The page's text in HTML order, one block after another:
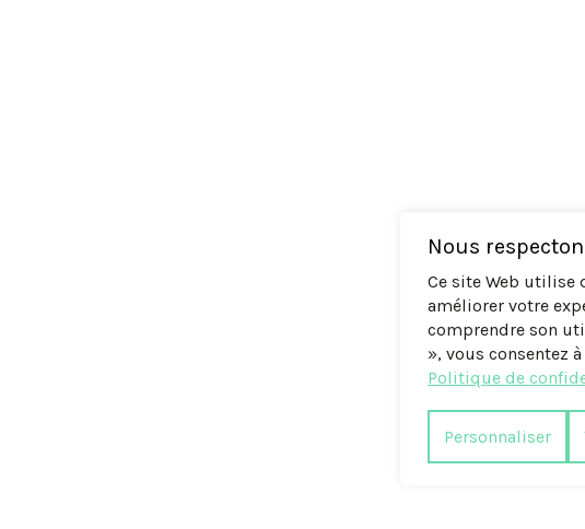
Nous
Ce site Web utilise
améliorer votre
comprendre son
», vous consentez
Politique de
Personnaliser